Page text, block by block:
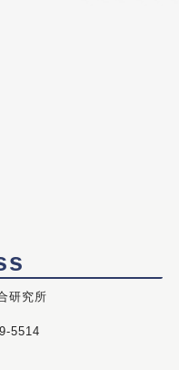
研究所
5514